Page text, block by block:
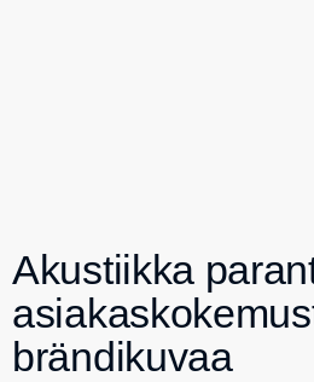
Akustiikka
brändikuvaa